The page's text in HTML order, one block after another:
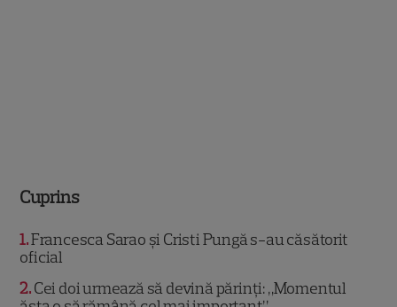
Cuprins
1 Francesca Sarao și Cristi Pungă s-au căsătorit
oficial
2 Cei doi urmează să devină părinți: „Momentul